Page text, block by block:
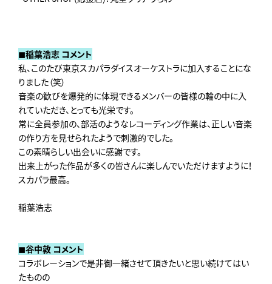
◼︎稲葉浩志 コメント
私、このたび東京スカパラダイスオーケストラに加入することにな
りました（笑）
音楽の歓びを爆発的に体現できるメンバーの皆様の輪の中に入
れていただき、とっても光栄です。
常に全員参加の、部活のようなレコーディング作業は、正しい音楽
の作り方を見せられたようで刺激的でした。
この素晴らしい出会いに感謝です。
出来上がった作品が多くの皆さんに楽しんでいただけますように！
スカパラ最高。
稲葉浩志
◼︎谷中敦 コメント
コラボレーションで是非御一緒させて頂きたいと思い続けてはい
たものの